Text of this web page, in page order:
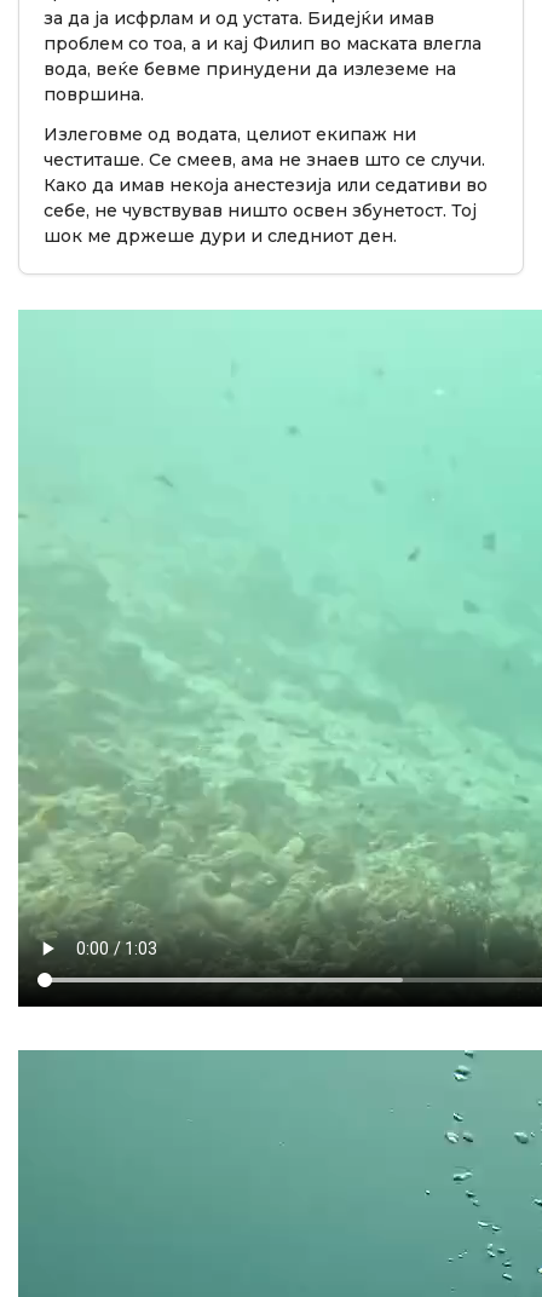
за да ја исфрлам и од устата. Бидејќи имав
проблем со тоа, а и кај Филип во маската влегла
вода, веќе бевме принудени да излеземе на
површина.
Излеговме од водата, целиот екипаж ни
честиташе. Се смеев, ама не знаев што се случи.
Како да имав некоја анестезија или седативи во
себе, не чувствував ништо освен збунетост. Тој
шок ме држеше дури и следниот ден.